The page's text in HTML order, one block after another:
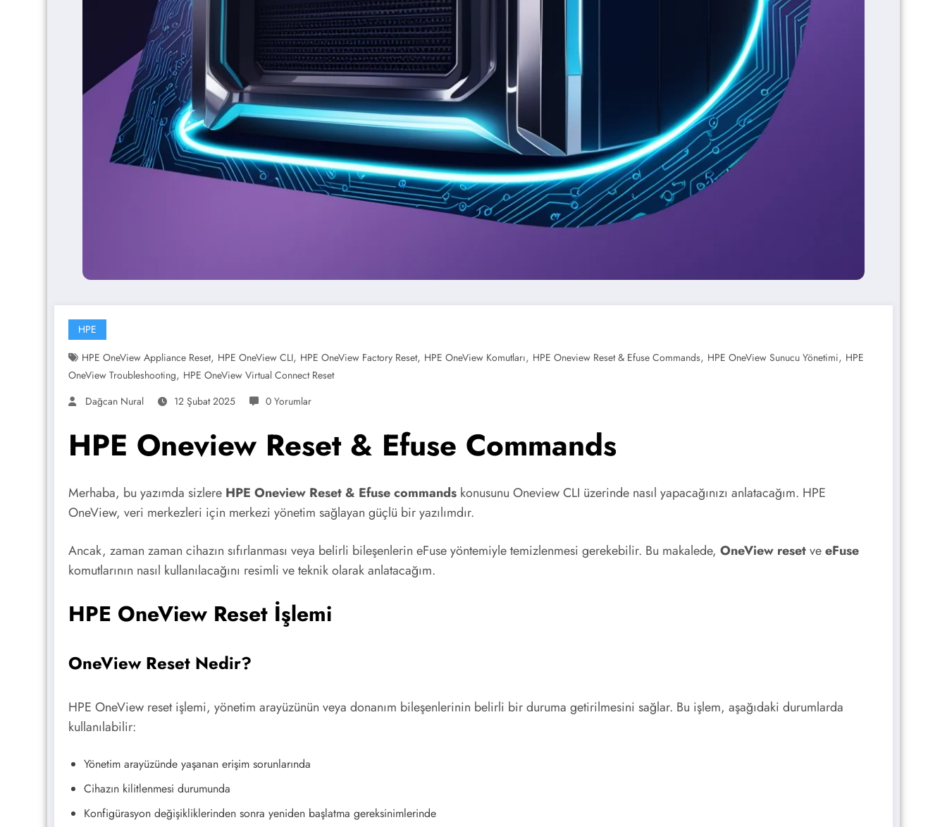
HPE
HPE OneView Appliance Reset, HPE OneView CLI, HPE OneView Factory Reset, HPE OneView Komutları, HPE Oneview Reset & Efuse Commands, HPE OneView Sunucu Yönetimi, HPE
OneView Troubleshooting, HPE OneView Virtual Connect Reset
Dağcan Nural
12 Şubat 2025 0 Yorumlar
HPE Oneview Reset & Efuse Commands
Merhaba, bu yazımda sizlere HPE Oneview Reset & Efuse commands konusunu Oneview CLI üzerinde nasıl yapacağınızı anlatacağım. HPE
OneView, veri merkezleri için merkezi yönetim sağlayan güçlü bir yazılımdır.
Ancak, zaman zaman cihazın sıfırlanması veya belirli bileşenlerin eFuse yöntemiyle temizlenmesi gerekebilir. Bu makalede, OneView resetveeFuse
komutlarının nasıl kullanılacağını resimli ve teknik olarak anlatacağım.
HPE OneView Reset İşlemi
OneView Reset Nedir?
HPE OneView reset işlemi, yönetim arayüzünün veya donanım bileşenlerinin belirli bir duruma getirilmesini sağlar. Bu işlem, aşağıdaki durumlarda
kullanılabilir:
Yönetim arayüzünde yaşanan erişim sorunlarında
Cihazın kilitlenmesi durumunda
Konfigürasyon değişikliklerinden sonra yeniden başlatma gereksinimlerinde